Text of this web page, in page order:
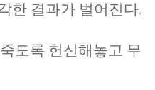
한 결과가 벌어진다.
도록 헌신해놓고 무